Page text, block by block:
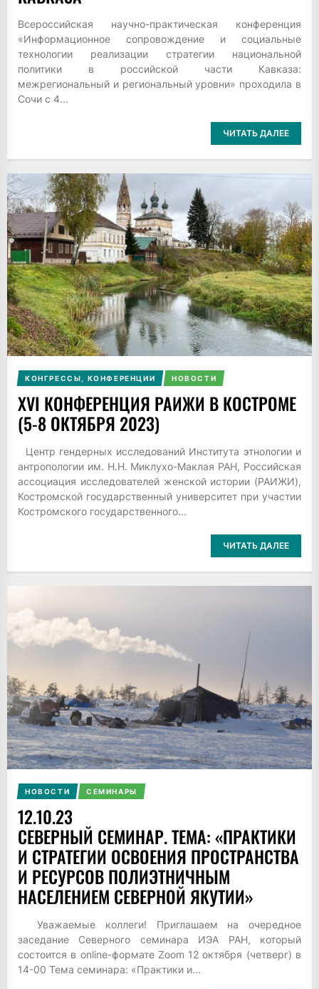
Всероссийская научно-практическая конференция
«Информационное сопровождение и социальные
технологии реализации стратегии национальной
политики в российской части Кавказа:
межрегиональный и региональный уровни» проходила в
Сочи с 4...
ЧИТАТЬ ДАЛЕЕ
КОНГРЕССЫ, КОНФЕРЕНЦИИ НОВОСТИ
XVI КОНФЕРЕНЦИЯ РАИЖИ В КОСТРОМЕ
(5-8 ОКТЯБРЯ 2023)
Центр гендерных исследований Института этнологии и
антропологии им. Н.Н. Миклухо-Маклая РАН, Российская
ассоциация исследователей женской истории (РАИЖИ),
Костромской государственный университет при участии
Костромского государственного...
ЧИТАТЬ ДАЛЕЕ
НОВОСТИ СЕМИНАРЫ
12.10.23
СЕВЕРНЫЙ СЕМИНАР. ТЕМА: «ПРАКТИКИ
И СТРАТЕГИИ ОСВОЕНИЯ ПРОСТРАНСТВА
И РЕСУРСОВ ПОЛИЭТНИЧНЫМ
НАСЕЛЕНИЕМ СЕВЕРНОЙ ЯКУТИИ»
Уважаемые коллеги! Приглашаем на очередное
заседание Северного семинара ИЭА РАН, который
состоится в online-формате Zoom 12 октября (четверг) в
14-00 Тема семинара: «Практики и...